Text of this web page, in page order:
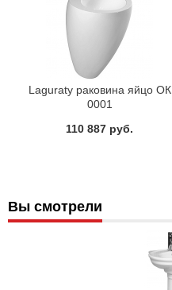
Laguraty раковина яйцо ОК
0001
110 887 руб.
Вы смотрели